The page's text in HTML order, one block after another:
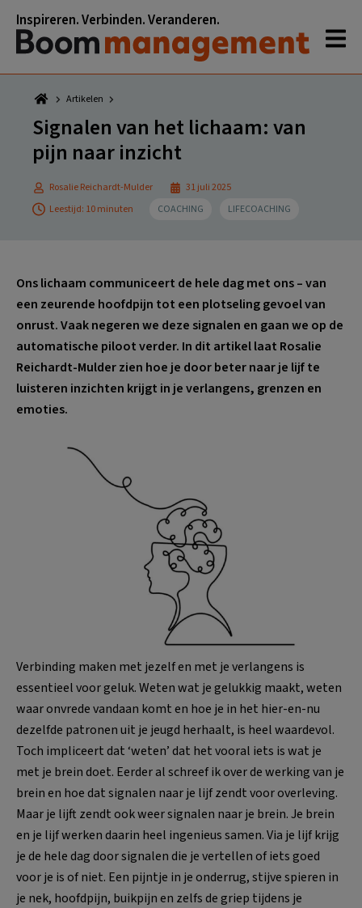
naar
hoofdnavigatie
naar
hoofd
inhoud
naar
eerste
sidebar
naar
voettekst
Inspireren. Verbinden. Veranderen.
Artikelen
Signalen van het lichaam: van
pijn naar inzicht
Rosalie Reichardt-Mulder
31 juli 2025
Leestijd: 10 minuten
COACHING LIFECOACHING
Ons lichaam communiceert de hele dag met ons – van
een zeurende hoofdpijn tot een plotseling gevoel van
onrust. Vaak negeren we deze signalen en gaan we op de
automatische piloot verder. In dit artikel laat Rosalie
Reichardt-Mulder zien hoe je door beter naar je lijf te
luisteren inzichten krijgt in je verlangens, grenzen en
emoties.
Verbinding maken met jezelf en met je verlangens is
essentieel voor geluk. Weten wat je gelukkig maakt, weten
waar onvrede vandaan komt en hoe je in het hier-en-nu
dezelfde patronen uit je jeugd herhaalt, is heel waardevol.
Toch impliceert dat ‘weten’ dat het vooral iets is wat je
met je brein doet. Eerder al schreef ik over de werking van je
brein en hoe dat signalen naar je lijf zendt voor overleving.
Maar je lijft zendt ook weer signalen naar je brein. Je brein
en je lijf werken daarin heel ingenieus samen. Via je lijf krijg
je de hele dag door signalen die je vertellen of iets goed
voor je is of niet. Een pijntje in je onderrug, stijve spieren in
je nek, hoofdpijn, buikpijn en zelfs de griep tijdens je